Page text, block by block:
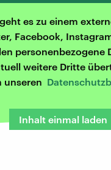
es zu einem
Facebook,
personenbezogene
weitere Dritte
unseren
Inhalt einmal laden